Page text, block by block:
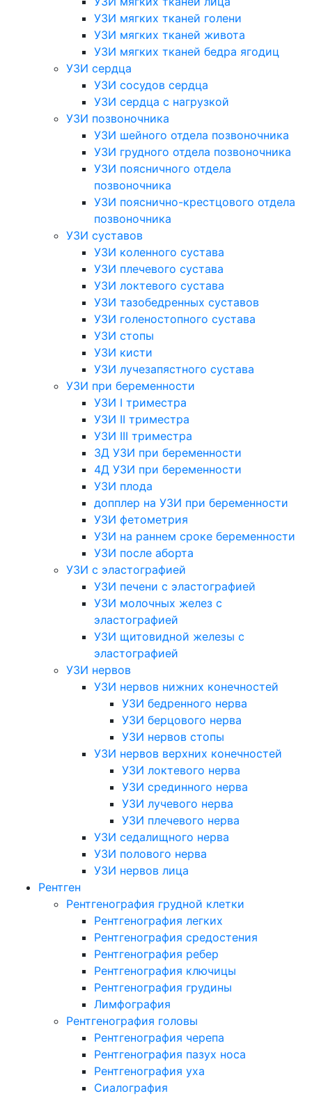
УЗИ мягких тканей голени
УЗИ мягких тканей живота
УЗИ мягких тканей бедра ягодиц
УЗИ сердца
УЗИ сосудов сердца
УЗИ сердца с нагрузкой
УЗИ позвоночника
УЗИ шейного отдела позвоночника
УЗИ грудного отдела позвоночника
УЗИ поясничного отдела
позвоночника
УЗИ пояснично-крестцового отдела
позвоночника
УЗИ суставов
УЗИ коленного сустава
УЗИ плечевого сустава
УЗИ локтевого сустава
УЗИ тазобедренных суставов
УЗИ голеностопного сустава
УЗИ стопы
УЗИ кисти
УЗИ лучезапястного сустава
УЗИ при беременности
УЗИ I триместра
УЗИ II триместра
УЗИ III триместра
3Д УЗИ при беременности
4Д УЗИ при беременности
УЗИ плода
допплер на УЗИ при беременности
УЗИ фетометрия
УЗИ на раннем сроке беременности
УЗИ после аборта
УЗИ с эластографией
УЗИ печени с эластографией
УЗИ молочных желез с
эластографией
УЗИ щитовидной железы с
эластографией
УЗИ нервов
УЗИ нервов нижних конечностей
УЗИ бедренного нерва
УЗИ берцового нерва
УЗИ нервов стопы
УЗИ нервов верхних конечностей
УЗИ локтевого нерва
УЗИ срединного нерва
УЗИ лучевого нерва
УЗИ плечевого нерва
УЗИ седалищного нерва
УЗИ полового нерва
УЗИ нервов лица
Рентген
Рентгенография грудной клетки
Рентгенография легких
Рентгенография средостения
Рентгенография ребер
Рентгенография ключицы
Рентгенография грудины
Лимфография
Рентгенография головы
Рентгенография черепа
Рентгенография пазух носа
Рентгенография уха
Сиалография